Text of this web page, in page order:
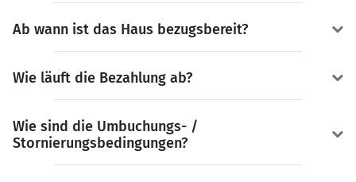
Ab wann ist das Haus bezugsbereit?
Wie läuft die Bezahlung ab?
Wie sind die Umbuchungs- /
Stornierungsbedingungen?